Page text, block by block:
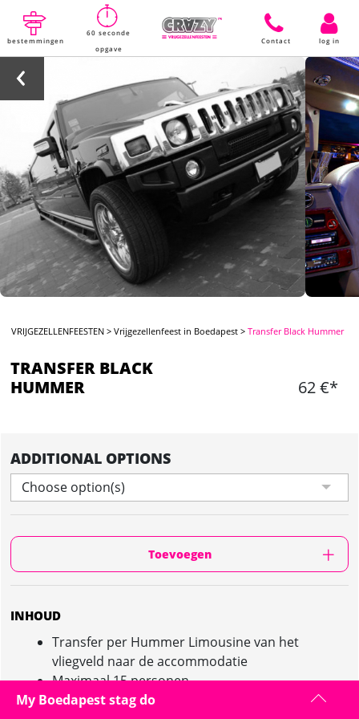
bestemmingen
60 seconde
opgave
Contact log in
VRIJGEZELLENFEESTEN >Vrijgezellenfeest in Boedapest >Transfer Black Hummer
TRANSFER BLACK
HUMMER
62 €*
ADDITIONAL OPTIONS
Choose option(s)
Toevoegen
INHOUD
Transfer per Hummer Limousine van het
vliegveld naar de accommodatie
Maximaal 15 personen.
My Boedapest stag do